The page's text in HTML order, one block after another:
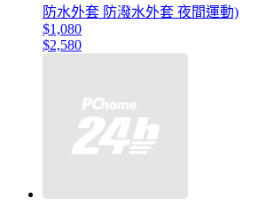
防水外套 防潑水外套 夜間運動)
$1,080
$2,580